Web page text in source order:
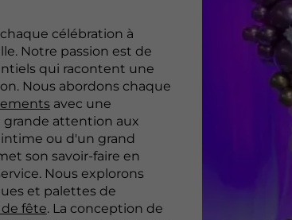
célébration à
Notre passion est de
qui racontent une
Nous abordons chaque
avec une
grande attention aux
ou d'un grand
son savoir-faire en
Nous explorons
et palettes de
fête. La conception de